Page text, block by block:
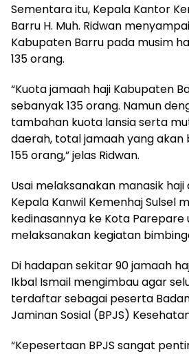
Sementara itu, Kepala Kantor
Barru H. Muh. Ridwan
Kabupaten Barru pada musim
135 orang.
“Kuota jamaah haji Kabupaten
sebanyak 135 orang. Namun
tambahan kuota lansia serta
daerah, total jamaah yang
155 orang,” jelas Ridwan.
Usai melaksanakan manasik
Kepala Kanwil Kemenhaj Sulsel
kedinasannya ke Kota Parepare
melaksanakan kegiatan
Di hadapan sekitar 90 jamaah
Ikbal Ismail mengimbau agar
terdaftar sebagai peserta
Jaminan Sosial (BPJS)
“Kepesertaan BPJS sangat